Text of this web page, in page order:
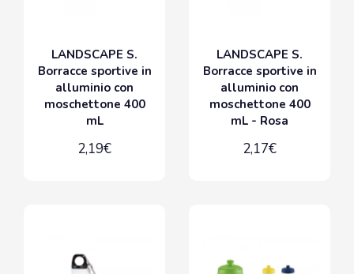
LANDSCAPE S.
Borracce sportive in
alluminio con
moschettone 400
mL
2,19€
LANDSCAPE S.
Borracce sportive in
alluminio con
moschettone 400
mL - Rosa
2,17€